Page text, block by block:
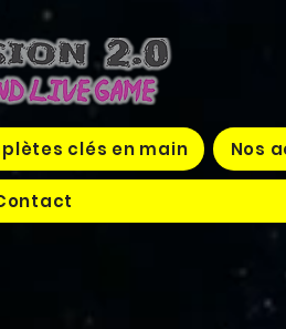
clés en main Nos